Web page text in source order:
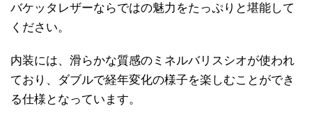
バケッタレザーならではの魅力をたっぷりと堪能して
ください。
内装には、滑らかな質感のミネルバリスシオが使われ
ており、ダブルで経年変化の様子を楽しむことができ
る仕様となっています。